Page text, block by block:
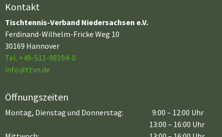
Kontakt
Tischtennis-Verband Niedersachsen e.V.
Ferdinand-Wilhelm-Fricke Weg 10
30169 Hannover
Tel. +49-511-98194-0
info@ttvn.de
Öffnungszeiten
Montag, Dienstag und Donnerstag:
9:00 – 12:00 Uhr
13:00 – 16:00 Uhr